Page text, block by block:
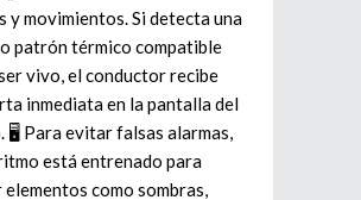
y movimientos. Si detecta una
patrón térmico compatible
vivo, el conductor recibe
inmediata en la pantalla del
🖥️ Para evitar falsas alarmas,
está entrenado para
como sombras,